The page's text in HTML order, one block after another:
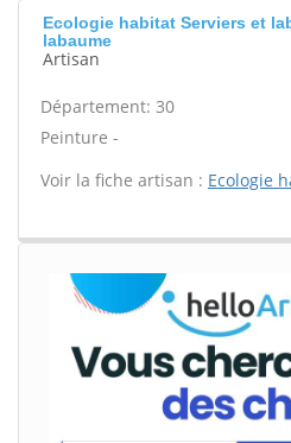
Ecologie habitat Serviers et
labaume
Artisan
Département: 30
Peinture -
Voir la fiche artisan : Ecologie